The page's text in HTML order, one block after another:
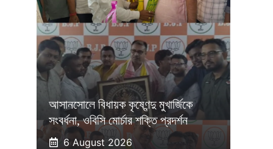
আসানসোলে বিধায়ক কৃষ্ণেন্দু মুখার্জিকে
সংবর্ধনা, ওবিসি মোর্চার শক্তি প্রদর্শন
6 August 2026